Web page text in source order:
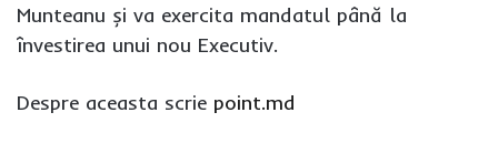
Munteanu și va exercita mandatul până la
învestirea unui nou Executiv.
Despre aceasta scrie point.md